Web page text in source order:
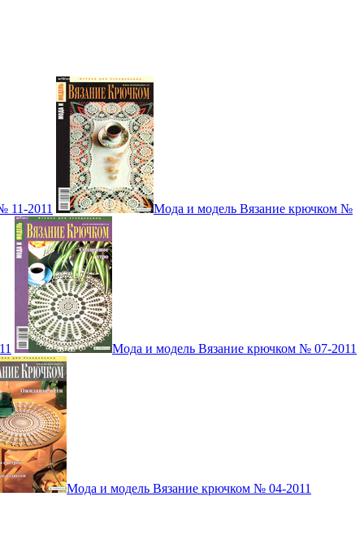
11-2011 Мода и модель Вязание крючком №
Мода и модель Вязание крючком № 07-2011
Мода и модель Вязание крючком № 04-2011